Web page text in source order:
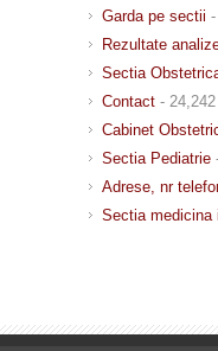
Garda pe sectii
Rezultate
Sectia
Contact -
Cabinet
Sectia Pediatrie
Adrese, nr
Sectia medicina